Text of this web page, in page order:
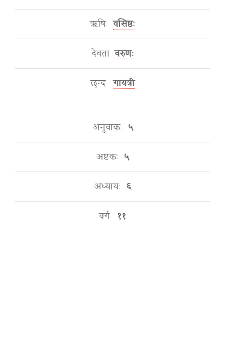
ऋषिः वसिष्ठः
देवता वरुणः
छन्दः गायत्री
अनुवाकः ५
अष्टकः ५
अध्यायः ६
वर्गः ११